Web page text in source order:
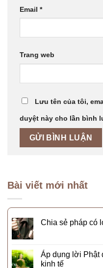
Email *
Trang web
Lưu tên của tôi,
duyệt này cho lần bình
Bài viết mới nhất
Chia sẻ pháp có
Áp dụng lời Phật
kinh tế